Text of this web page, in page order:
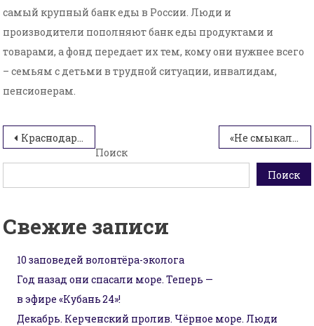
самый крупный банк еды в России. Люди и
производители пополняют банк еды продуктами и
товарами, а фонд передает их тем, кому они нужнее всего
– семьям с детьми в трудной ситуации, инвалидам,
пенсионерам.
Навигация
по
записям
Краснодарский край вошел в число лидеров проекта «Формирование комфортной городской среды»
«Не смыкала наша Родина очей…»: в Краснодаре прошла церемония возложения цветов на Площади Памяти Героев
Поиск
Поиск
Свежие записи
10 заповедей волонтёра-эколога
Год назад они спасали море. Теперь —
в эфире «Кубань 24»!
Декабрь. Керченский пролив. Чёрное море. Люди